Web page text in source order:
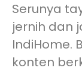
Serunya
jernih dan
IndiHome.
konten